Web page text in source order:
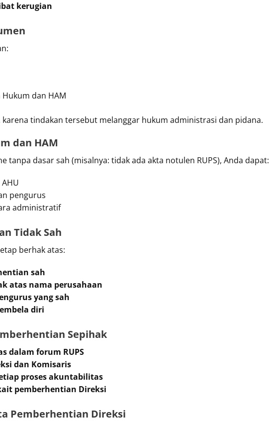
kerugian
dan HAM
karena tindakan tersebut melanggar hukum administrasi dan pidana.
dan HAM
tanpa dasar sah (misalnya: tidak ada akta notulen RUPS), Anda dapat:
pengurus
administratif
Tidak Sah
berhak atas:
sah
atas nama perusahaan
yang sah
diri
Sepihak
dalam forum RUPS
dan Komisaris
proses akuntabilitas
pemberhentian Direksi
Pemberhentian Direksi